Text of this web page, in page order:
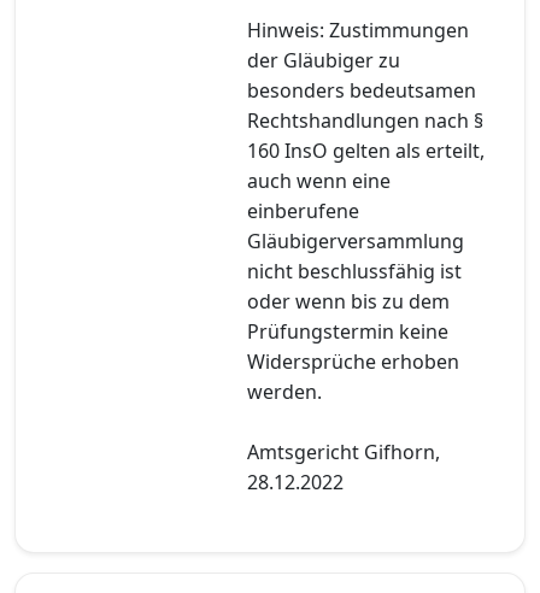
Hinweis: Zustimmungen
der Gläubiger zu
besonders bedeutsamen
Rechtshandlungen nach §
160 InsO gelten als erteilt,
auch wenn eine
einberufene
Gläubigerversammlung
nicht beschlussfähig ist
oder wenn bis zu dem
Prüfungstermin keine
Widersprüche erhoben
werden.
Amtsgericht Gifhorn,
28.12.2022